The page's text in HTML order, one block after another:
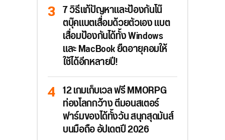
7 วิธีแก้ปัญหาและป้องกันโน๊
ตบุ๊คแบตเสื่อมด้วยตัวเอง แบต
เสื่อมป้องกันได้ทั้ง Windows
และ MacBook ยืดอายุคอมให้
ใช้ได้อีกหลายปี!
12 เกมเก็บเวล ฟรี MMORPG
ท่องโลกกว้าง ตีมอนสเตอร์
ฟาร์มของได้ทั้งวัน สนุกสุดมันส์
บนมือถือ อัปเดตปี 2026